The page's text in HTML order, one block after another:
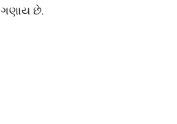
ગણાય છે.